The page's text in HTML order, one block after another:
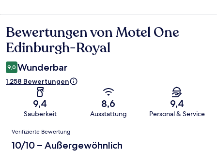
Bewertungen
Bewertungen von Motel One
Edinburgh-Royal
9,0 Wunderbar
1.258 Bewertungen
9,4
Sauberkeit
8,6
Ausstattung
9,4
Personal & Service
Bewertungen
Verifizierte Bewertung
10/10 – Außergewöhnlich